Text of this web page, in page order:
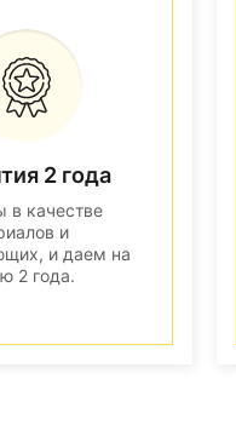
2 года
в качестве
и
и даем на
2 года.